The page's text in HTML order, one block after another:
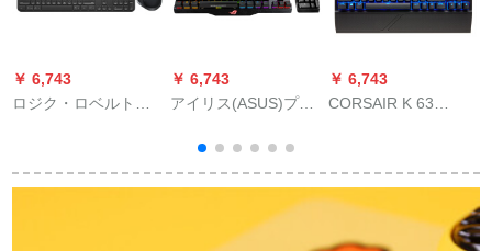
￥ 6,743
ロジク・ロベルト
ンレンテトロロール
￥ 6,743
アイリス(ASUS)プレ
pa so con用ケベル
104キー/87キーパッ
ドを食べることがで
￥ 6,743
CORSAIR K 63
クライト赤轴